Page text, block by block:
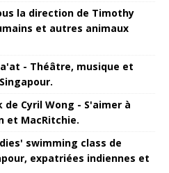
la direction de Timothy
et autres animaux
- Théâtre, musique et
Cyril Wong - S'aimer à
et MacRitchie.
swimming class de
expatriées indiennes et